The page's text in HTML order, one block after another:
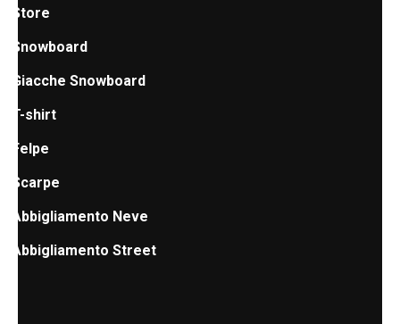
Store
Snowboard
Giacche Snowboard
T-shirt
Felpe
Scarpe
Abbigliamento Neve
Abbigliamento Street